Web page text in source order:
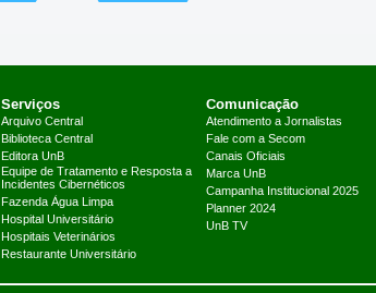
Serviços
Arquivo Central
Biblioteca Central
Editora UnB
Equipe de Tratamento e Resposta a
Incidentes Cibernéticos
Fazenda Água Limpa
Hospital Universitário
Hospitais Veterinários
Restaurante Universitário
Comunicação
Atendimento a Jornalistas
Fale com a Secom
Canais Oficiais
Marca UnB
Campanha Institucional 2025
Planner 2024
UnB TV